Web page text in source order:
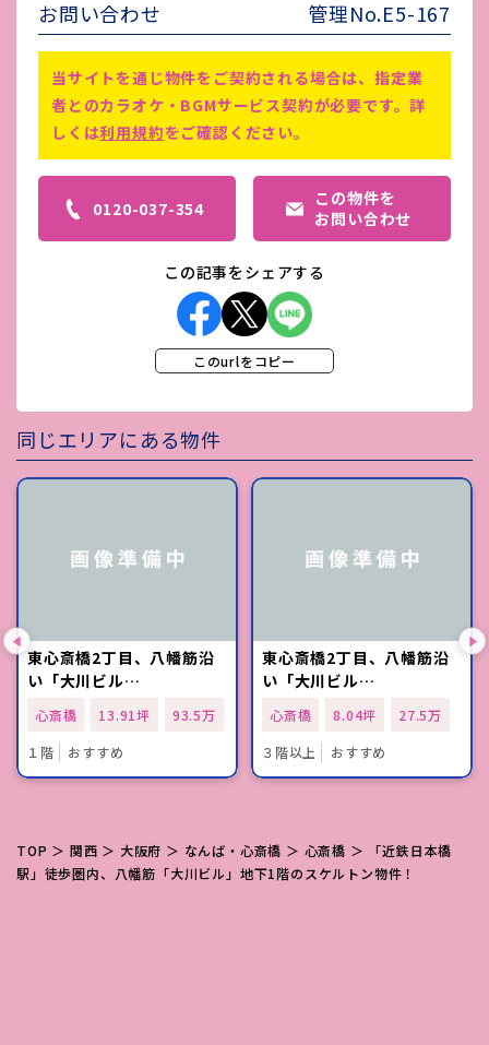
備考 -
お問い合わせ 管理No.E5-167
当サイトを通じ物件をご契約される場合は、指定業
者とのカラオケ・BGMサービス契約が必要です。詳
しくは利用規約をご確認ください。
0120-037-354
この物件を
お問い合わせ
この記事をシェアする
このurlをコピー
同じエリアにある物件
東心斎橋2丁目、八幡筋沿
い「大川ビル…
心斎橋 13.91坪
93.5万
１階
おすすめ
東心斎橋2丁目、八幡筋沿
い「大川ビル…
心斎橋 8.04坪
27.5万
３階以上
おすすめ
TOP ＞ 関西 ＞ 大阪府 ＞ なんば・心斎橋 ＞ 心斎橋 ＞ 「近鉄日本橋
駅」徒歩圏内、八幡筋「大川ビル」地下1階のスケルトン物件！